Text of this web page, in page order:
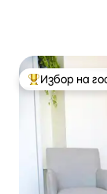
Най-Избор на